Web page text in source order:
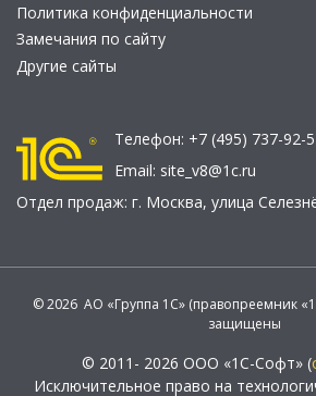
Политика конфиденциальности
Замечания по сайту
Другие сайты
Телефон: +7 (495) 737-92-
Email: site_v8@1c.ru
Отдел продаж: г. Москва, улица
© 2026 АО «Группа 1С» (правопреемник
защищены
© 2011- 2026 ООО «1С-Софт» (
Исключительное право на